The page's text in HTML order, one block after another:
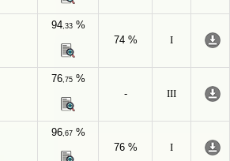
94,33%
74 %
I
76,75%
-
III
96,67%
76 %
I